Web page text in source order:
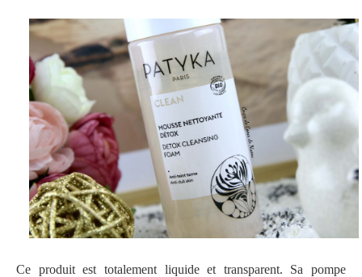
Ce produit est totalement liquide et transparent. Sa pompe